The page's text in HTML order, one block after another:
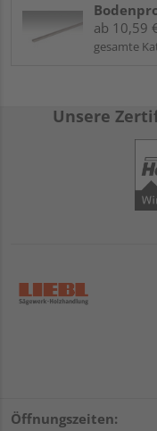
ab 10,59
gesamte
Unsere
Öffnungszeiten: